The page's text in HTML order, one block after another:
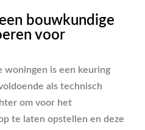
bouwkundige
voor
woningen is een keuring
als technisch
om voor het
te laten opstellen en deze